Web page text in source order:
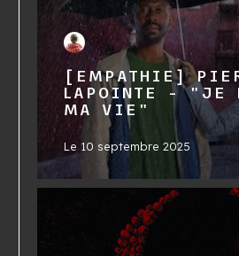
[EMPATHIE]
LAPOINTE - "JE
MA VIE"
Le 10 septembre 2025